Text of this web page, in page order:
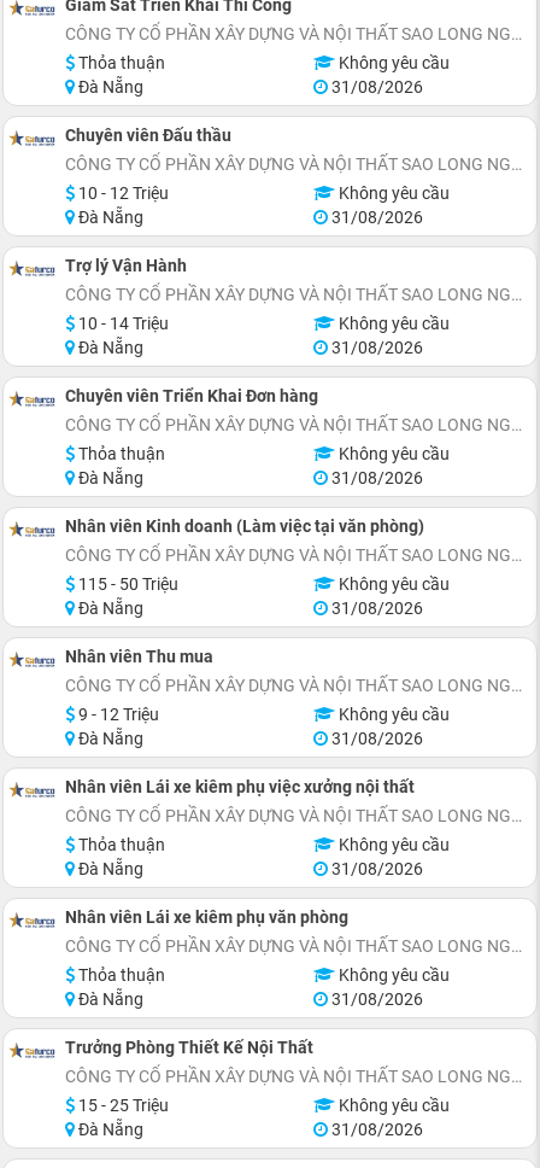
Giám Sát Triển Khai Thi Công
CÔNG TY CỔ PHẦN XÂY DỰNG VÀ NỘI THẤT SAO LONG NGUYỄN
Thỏa thuận
Không yêu cầu
Đà Nẵng
31/08/2026
Chuyên viên Đấu thầu
CÔNG TY CỔ PHẦN XÂY DỰNG VÀ NỘI THẤT SAO LONG NGUYỄN
10 - 12 Triệu
Không yêu cầu
Đà Nẵng
31/08/2026
Trợ lý Vận Hành
CÔNG TY CỔ PHẦN XÂY DỰNG VÀ NỘI THẤT SAO LONG NGUYỄN
10 - 14 Triệu
Không yêu cầu
Đà Nẵng
31/08/2026
Chuyên viên Triển Khai Đơn hàng
CÔNG TY CỔ PHẦN XÂY DỰNG VÀ NỘI THẤT SAO LONG NGUYỄN
Thỏa thuận
Không yêu cầu
Đà Nẵng
31/08/2026
Nhân viên Kinh doanh (Làm việc tại văn phòng)
CÔNG TY CỔ PHẦN XÂY DỰNG VÀ NỘI THẤT SAO LONG NGUYỄN
115 - 50 Triệu
Không yêu cầu
Đà Nẵng
31/08/2026
Nhân viên Thu mua
CÔNG TY CỔ PHẦN XÂY DỰNG VÀ NỘI THẤT SAO LONG NGUYỄN
9 - 12 Triệu
Không yêu cầu
Đà Nẵng
31/08/2026
Nhân viên Lái xe kiêm phụ việc xưởng nội thất
CÔNG TY CỔ PHẦN XÂY DỰNG VÀ NỘI THẤT SAO LONG NGUYỄN
Thỏa thuận
Không yêu cầu
Đà Nẵng
31/08/2026
Nhân viên Lái xe kiêm phụ văn phòng
CÔNG TY CỔ PHẦN XÂY DỰNG VÀ NỘI THẤT SAO LONG NGUYỄN
Thỏa thuận
Không yêu cầu
Đà Nẵng
31/08/2026
Trưởng Phòng Thiết Kế Nội Thất
CÔNG TY CỔ PHẦN XÂY DỰNG VÀ NỘI THẤT SAO LONG NGUYỄN
15 - 25 Triệu
Không yêu cầu
Đà Nẵng
31/08/2026